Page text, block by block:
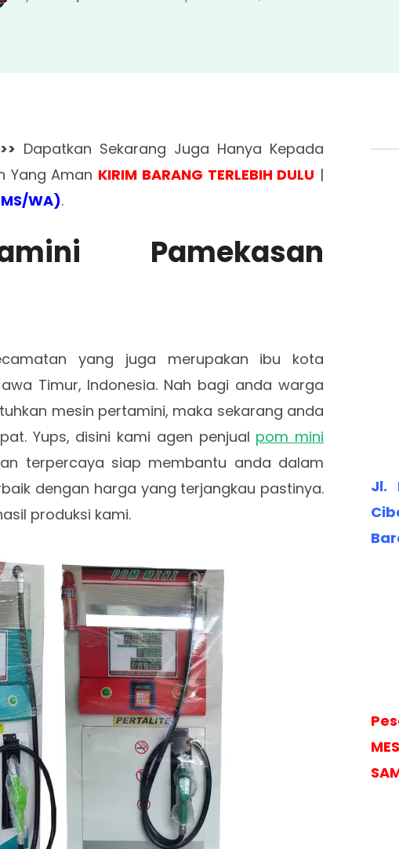
>> Dapatkan Sekarang Juga Hanya Kepada
Yang Aman KIRIM BARANG TERLEBIH DULU |
WA).
Pamekasan
yang juga merupakan ibu kota
Timur, Indonesia. Nah bagi anda warga
mesin pertamini, maka sekarang anda
Yups, disini kami agen penjual pom mini
terpercaya siap membantu anda dalam
dengan harga yang terjangkau pastinya.
produksi kami.
Jl.